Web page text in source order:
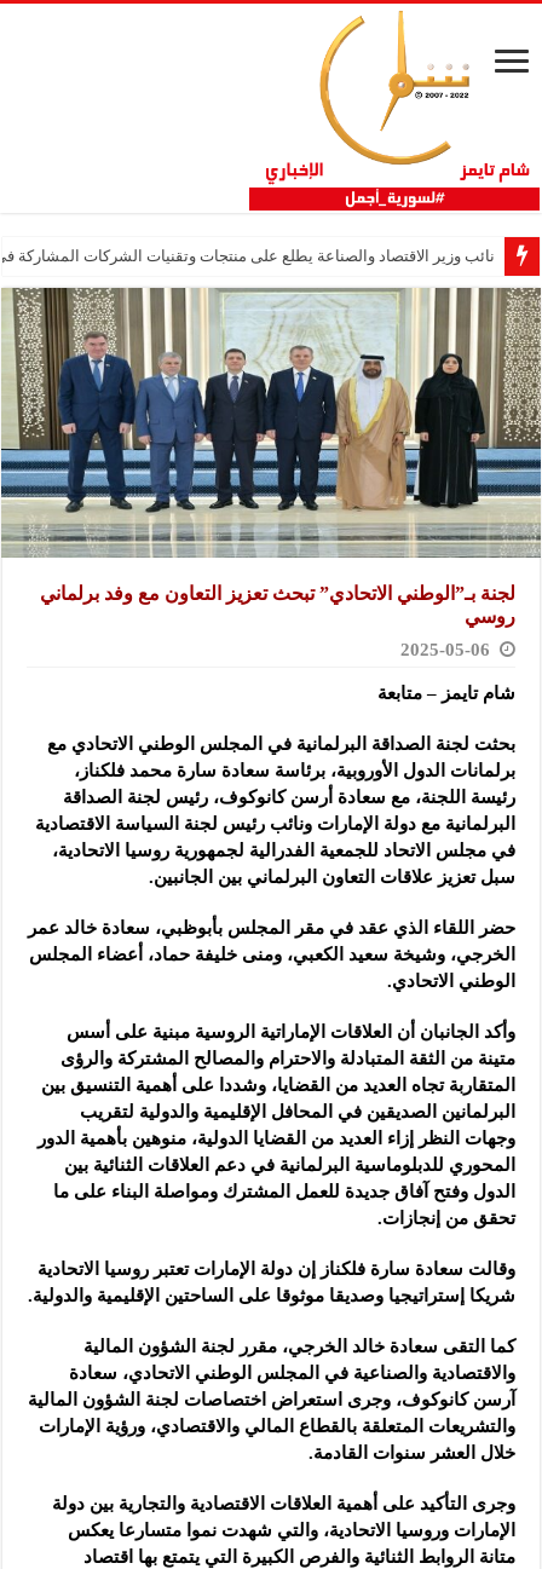
نائب وزير الاقتصاد والصناعة يطلع على منتجات وتقنيات الشركات المشاركة في
لجنة بـ”الوطني الاتحادي” تبحث تعزيز التعاون مع وفد برلماني
روسي
2025-05-06
شام تايمز – متابعة
بحثت لجنة الصداقة البرلمانية في المجلس الوطني الاتحادي مع
برلمانات الدول الأوروبية، برئاسة سعادة سارة محمد فلكناز،
رئيسة اللجنة، مع سعادة أرسن كانوكوف، رئيس لجنة الصداقة
البرلمانية مع دولة الإمارات ونائب رئيس لجنة السياسة الاقتصادية
في مجلس الاتحاد للجمعية الفدرالية لجمهورية روسيا الاتحادية،
سبل تعزيز علاقات التعاون البرلماني بين الجانبين.
حضر اللقاء الذي عقد في مقر المجلس بأبوظبي، سعادة خالد عمر
الخرجي، وشيخة سعيد الكعبي، ومنى خليفة حماد، أعضاء المجلس
الوطني الاتحادي.
وأكد الجانبان أن العلاقات الإماراتية الروسية مبنية على أسس
متينة من الثقة المتبادلة والاحترام والمصالح المشتركة والرؤى
المتقاربة تجاه العديد من القضايا، وشددا على أهمية التنسيق بين
البرلمانين الصديقين في المحافل الإقليمية والدولية لتقريب
وجهات النظر إزاء العديد من القضايا الدولية، منوهين بأهمية الدور
المحوري للدبلوماسية البرلمانية في دعم العلاقات الثنائية بين
الدول وفتح آفاق جديدة للعمل المشترك ومواصلة البناء على ما
تحقق من إنجازات.
وقالت سعادة سارة فلكناز إن دولة الإمارات تعتبر روسيا الاتحادية
شريكا إستراتيجيا وصديقا موثوقا على الساحتين الإقليمية والدولية.
كما التقى سعادة خالد الخرجي، مقرر لجنة الشؤون المالية
والاقتصادية والصناعية في المجلس الوطني الاتحادي، سعادة
آرسن كانوكوف، وجرى استعراض اختصاصات لجنة الشؤون المالية
والتشريعات المتعلقة بالقطاع المالي والاقتصادي، ورؤية الإمارات
خلال العشر سنوات القادمة.
وجرى التأكيد على أهمية العلاقات الاقتصادية والتجارية بين دولة
الإمارات وروسيا الاتحادية، والتي شهدت نموا متسارعا يعكس
متانة الروابط الثنائية والفرص الكبيرة التي يتمتع بها اقتصاد